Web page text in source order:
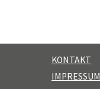
KONTAKT
IMPRESSUM